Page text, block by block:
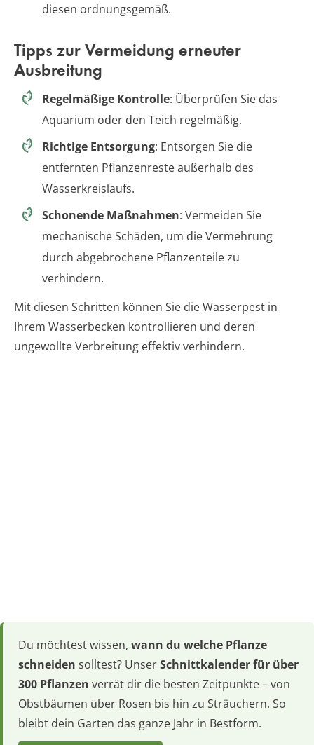
diesen ordnungsgemäß.
Tipps zur Vermeidung erneuter
Ausbreitung
Regelmäßige Kontrolle: Überprüfen Sie das
Aquarium oder den Teich regelmäßig.
Richtige Entsorgung: Entsorgen Sie die
entfernten Pflanzenreste außerhalb des
Wasserkreislaufs.
Schonende Maßnahmen: Vermeiden Sie
mechanische Schäden, um die Vermehrung
durch abgebrochene Pflanzenteile zu
verhindern.
Mit diesen Schritten können Sie die Wasserpest in
Ihrem Wasserbecken kontrollieren und deren
ungewollte Verbreitung effektiv verhindern.
Du möchtest wissen, wann du welche Pflanze
schneiden solltest? UnserSchnittkalender für über
300 Pflanzen verrät dir die besten Zeitpunkte – von
Obstbäumen über Rosen bis hin zu Sträuchern. So
bleibt dein Garten das ganze Jahr in Bestform.